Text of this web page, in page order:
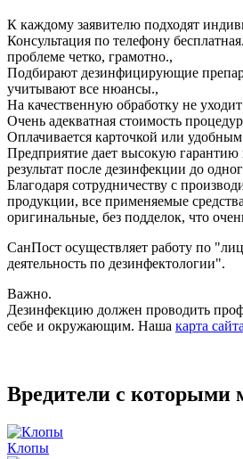
К каждому заявителю подходят
Консультация по телефону
проблеме четко, грамотно.,
Подбирают дезинфицирующие
учитывают все нюансы.,
На качественную обработку не
Очень адекватная стоимость
Оплачивается карточкой или
Предприятие дает высокую
результат после дезинфекции до
Благодаря сотрудничеству с
продукции, все применяемые
оригинальные, без подделок, что
СанПост осуществляет работу по
деятельность по дезинфектологии".
Важно.
Дезинфекцию должен проводить
себе и окружающим. Наша карта сайта
Вредители с которыми
Клопы